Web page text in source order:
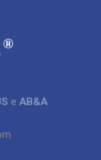
eAB&A